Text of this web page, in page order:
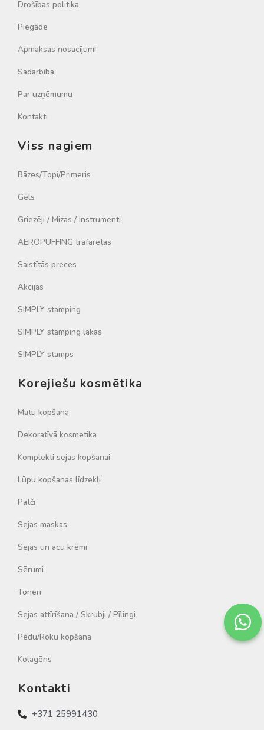
Drošības politika
Piegāde
Apmaksas nosacījumi
Sadarbība
Par uzņēmumu
Kontakti
Viss nagiem
Bāzes/Topi/Primeris
Gēls
Griezēji / Mizas / Instrumenti
AEROPUFFING trafaretas
Saistītās preces
Akcijas
SIMPLY stamping
SIMPLY stamping lakas
SIMPLY stamps
Korejiešu kosmētika
Matu kopšana
Dekoratīvā kosmetika
Komplekti sejas kopšanai
Lūpu kopšanas līdzekļi
Patči
Sejas maskas
Sejas un acu krēmi
Sērumi
Toneri
Sejas attīrīšana / Skrubji / Pīlingi
Pēdu/Roku kopšana
Kolagēns
Kontakti
+371 25991430